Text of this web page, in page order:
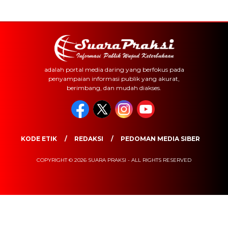
adalah portal media daring yang berfokus pada
penyampaian informasi publik yang akurat,
berimbang, dan mudah diakses.
KODE ETIK REDAKSI PEDOMAN MEDIA SIBER
COPYRIGHT © 2026 SUARA PRAKSI - ALL RIGHTS RESERVED